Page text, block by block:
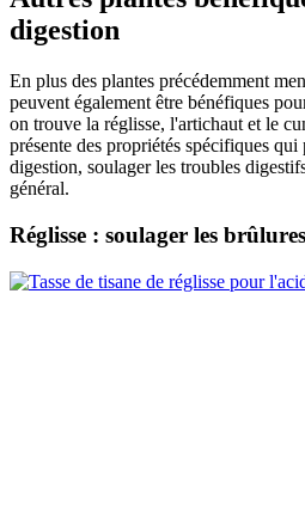
digestion
En plus des plantes précédemment
peuvent également être bénéfiques
on trouve la réglisse, l'artichaut et le
présente des propriétés spécifiques
digestion, soulager les troubles
général.
Réglisse : soulager les